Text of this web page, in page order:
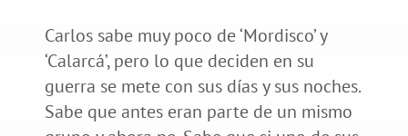
Carlos sabe muy poco de ‘Mordisco’ y
‘Calarcá’, pero lo que deciden en su
guerra se mete con sus días y sus noches.
Sabe que antes eran parte de un mismo